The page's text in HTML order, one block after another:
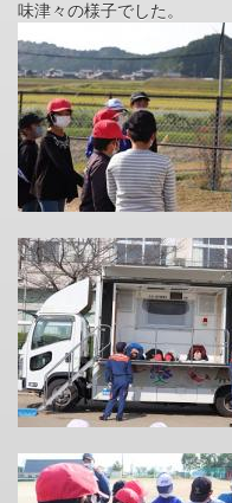
味津々の様子でした。